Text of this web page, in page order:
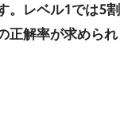
。レベル1では5割
正解率が求められ